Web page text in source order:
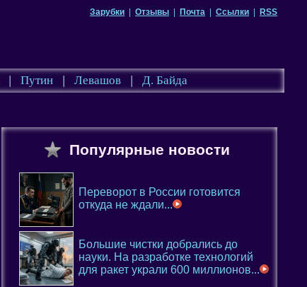
Зарубки Отзывы Почта Ссылки RSS
| Путин | Левашов | Д. Байда
Популярные новости
Переворот в России готовится
откуда не ждали...
Большие чистки добрались до
науки. На разработке технологий
для ракет украли 600 миллионов...